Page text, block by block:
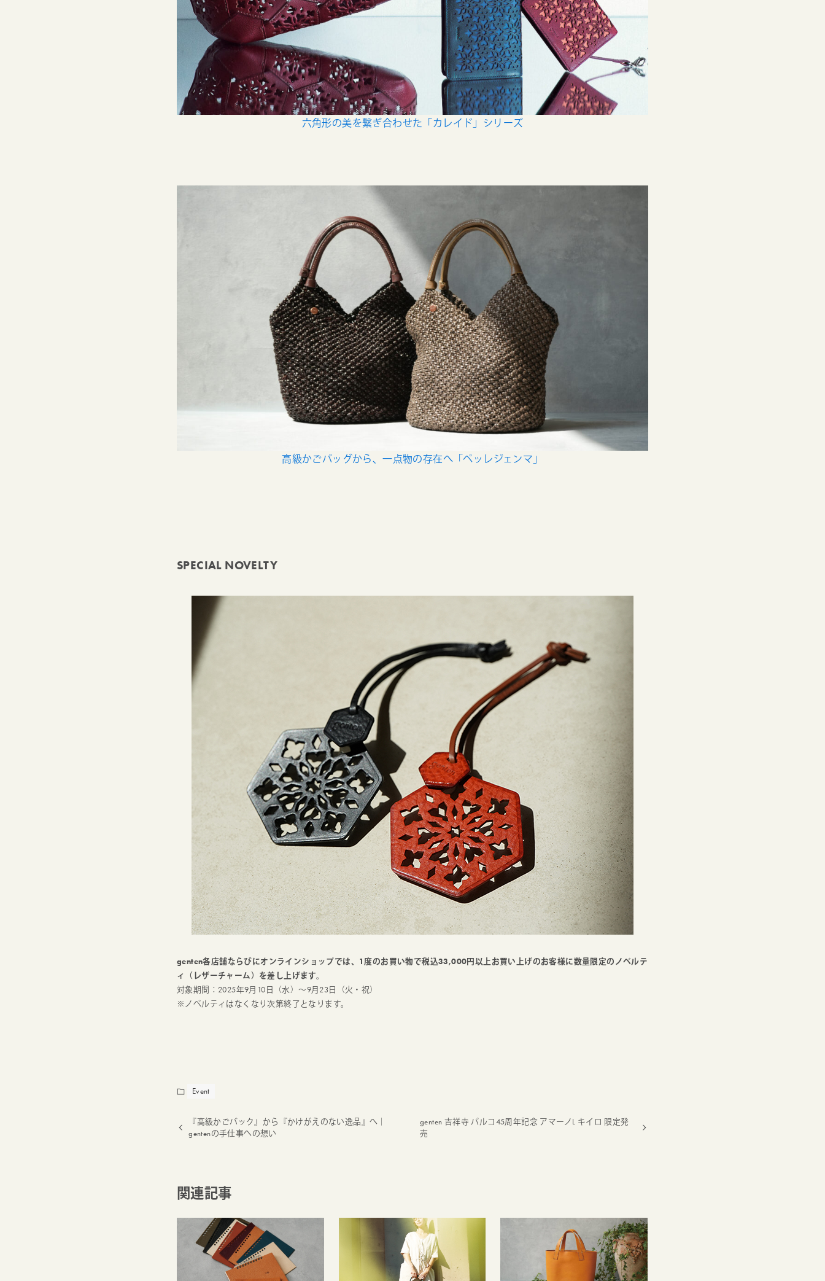
六角形の美を繋ぎ合わせた「カレイド」シリーズ
高級かごバッグから、一点物の存在へ「ペッレジェンマ」
SPECIAL NOVELTY
genten各店舗ならびにオンラインショップでは、1度のお買い物で税込33,000円以上 お買い上げのお客様に数量限定のノベルテ
ィ（レザーチャーム） を差し上げます。
対象期間：2025年9月10日（水）～9月23日（火・祝）
※ノベルティはなくなり次第終了となります。
Event
『高級かごバック』から『かけがえのない逸品』へ｜
gentenの手仕事への想い
genten 吉祥寺 パルコ45周年記念 アマーノL キイロ 限定発
売
関連記事